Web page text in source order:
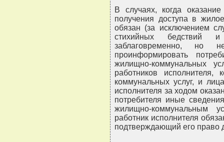
В случаях, когда
получения доступа в
обязан (за исключением
стихийных бедствий
заблаговременно,
проинформировать
жилищно-коммунальных
работников
коммунальных услуг, и
исполнителя за ходом
потребителя иные
жилищно-коммунальным
работник исполнителя
подтверждающий его право